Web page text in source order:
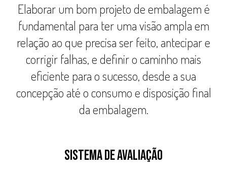
Elaborar um bom projeto de embalagem é
fundamental para ter uma visão ampla em
relação ao que precisa ser feito, antecipar e
corrigir falhas, e definir o caminho mais
eficiente para o sucesso, desde a sua
concepção até o consumo e disposição final
da embalagem.
SISTEMA DE AVALIAÇÃO